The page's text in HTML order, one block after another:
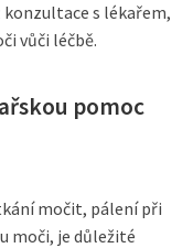
s lékařem,
vůči léčbě.
pomoc
močit, pálení při
moči, je důležité